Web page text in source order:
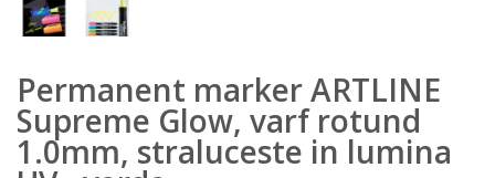
Permanent marker ARTLINE
Supreme Glow, varf rotund
1.0mm, straluceste in lumina